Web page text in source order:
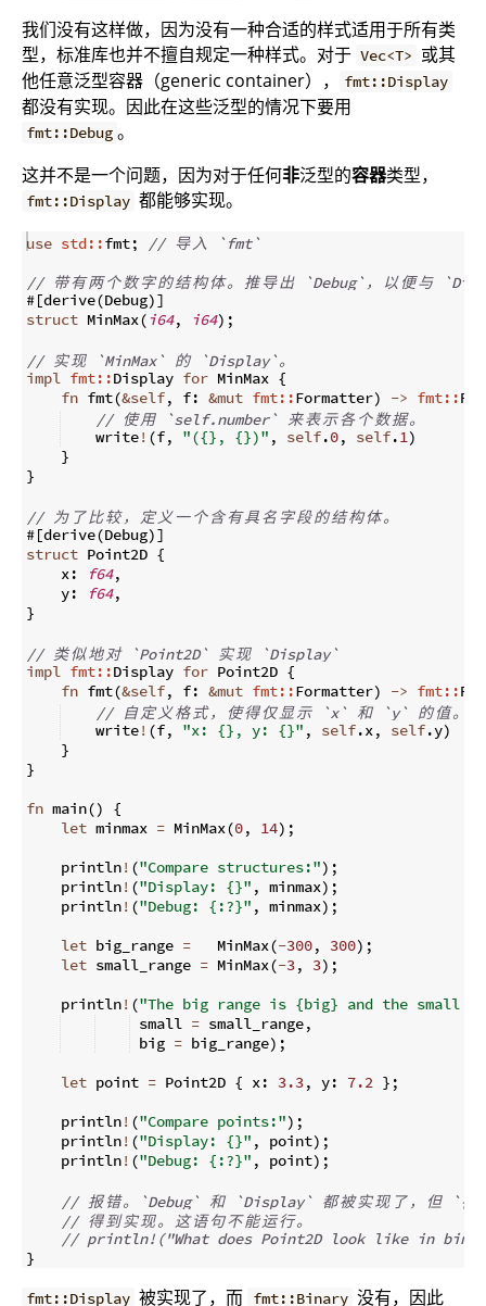
我们没有这样做，因为没有一种合适的样式适用于所有类
型，标准库也并不擅自规定一种样式。对于 Vec<T> 或其
他任意泛型容器（generic container），
fmt::Display
都没有实现。因此在这些泛型的情况下要用
fmt::Debug 。
这并不是一个问题，因为对于任何非泛型的容器类型，
fmt::Display 都能够实现。
use std::fmt; // 导入 `fmt`
// 带 有两 个 数 字的结构 体。 推导出 `Debug` ， 以 便与
#[derive(Debug)]
struct MinMax(i64, i64) ;
// 实现 `MinMax` 的 `Display`。
impl fmt::Display for MinMax {
fn fmt(&self, f: &mut fmt::Formatter) -> fmt::
// 使用 `self.number` 来表示各 个 数据。
    write
! (f, "({}, {})" , self.0, self.1)
}
}
// 为 了比较 ， 定义 一 个 含 有具名 字段的结构 体。
#[derive(Debug)]
struct Point2D {
    x
: f64,
    y
: f64,
}
// 类 似地对 `Point2D` 实现 `Display`
impl fmt::Display for Point2D {
fn fmt(&self, f: &mut fmt::Formatter) -> fmt::
// 自定义格式 ， 使得 仅显示 `x` 和 `y` 的 值。
    write
! (f, "x: {}, y: {}" , self.x, self.y)
}
}
fn main()
{
let minmax = MinMax(0, 14) ;
    println
! ("Compare structures:") ;
    println
! ("Display: {}" , minmax) ;
    println
! ("Debug: {:?}" , minmax) ;
let big_range =
   MinMax
(-300, 300) ;
let small_range = MinMax(-3, 3) ;
    println
! ("The big range is {big} and the small
small = small_range,
big = big_range) ;
let point = Point2D { x: 3.3, y: 7.2 } ;
    println
! ("Compare points:") ;
    println
! ("Display: {}" , point) ;
    println
! ("Debug: {:?}" , point) ;
// 报 错。 `Debug` 和 `Display` 都被 实现 了 ， 但
// 得到 实现。 这 语 句不能运行。
// println!("What does Point2D look like in
}
fmt::Display 被实现了，而 fmt::Binary 没有，因此